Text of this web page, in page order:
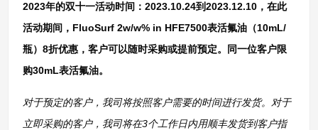
2023年的双十一活动时间：2023.10.24到2023.12.10，在此
活动期间，FluoSurf 2w/w% in HFE7500表活氟油（10mL/
瓶）8折优惠，客户可以随时采购或提前预定。同一位客户限
购30mL表活氟油。
对于预定的客户，我司将按照客户需要的时间进行发货。对于
立即采购的客户，我司将在3个工作日内用顺丰发货到客户指